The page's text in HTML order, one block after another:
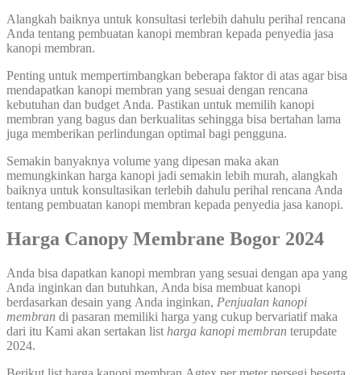
Alangkah baiknya untuk konsultasi terlebih dahulu perihal rencana
Anda tentang pembuatan kanopi membran kepada penyedia jasa
kanopi membran.
Penting untuk mempertimbangkan beberapa faktor di atas agar bisa
mendapatkan kanopi membran yang sesuai dengan rencana
kebutuhan dan budget Anda. Pastikan untuk memilih kanopi
membran yang bagus dan berkualitas sehingga bisa bertahan lama
juga memberikan perlindungan optimal bagi pengguna.
Semakin banyaknya volume yang dipesan maka akan
memungkinkan harga kanopi jadi semakin lebih murah, alangkah
baiknya untuk konsultasikan terlebih dahulu perihal rencana Anda
tentang pembuatan kanopi membran kepada penyedia jasa kanopi.
Harga Canopy Membrane Bogor 2024
Anda bisa dapatkan kanopi membran yang sesuai dengan apa yang
Anda inginkan dan butuhkan, Anda bisa membuat kanopi
berdasarkan desain yang Anda inginkan, Penjualan kanopi
membran di pasaran memiliki harga yang cukup bervariatif maka
dari itu Kami akan sertakan list harga kanopi membran terupdate
2024.